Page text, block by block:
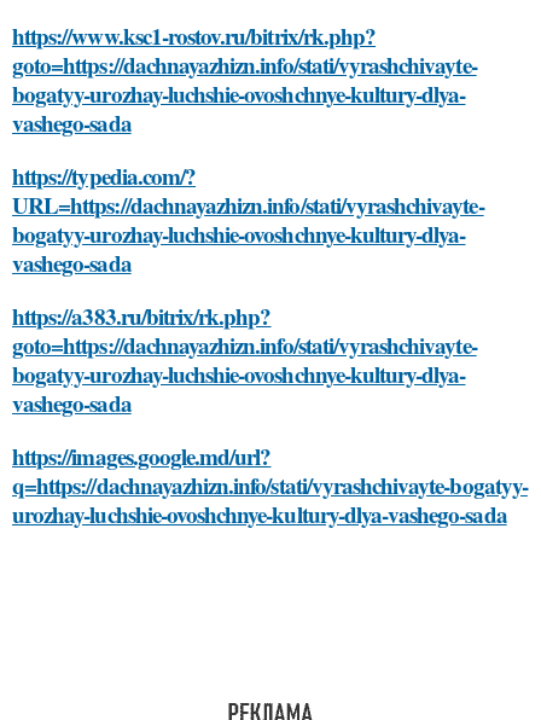
https://www.ksc1-rostov.ru/bitrix/rk.php?
goto=https://dachnayazhizn.info/stati/vyrashchivayte-
bogatyy-urozhay-luchshie-ovoshchnye-kultury-dlya-
vashego-sada
https://typedia.com/?
URL=https://dachnayazhizn.info/stati/vyrashchivayte-
bogatyy-urozhay-luchshie-ovoshchnye-kultury-dlya-
vashego-sada
https://a383.ru/bitrix/rk.php?
goto=https://dachnayazhizn.info/stati/vyrashchivayte-
bogatyy-urozhay-luchshie-ovoshchnye-kultury-dlya-
vashego-sada
https://images.google.md/url?
q=https://dachnayazhizn.info/stati/vyrashchivayte-bogatyy-
urozhay-luchshie-ovoshchnye-kultury-dlya-vashego-sada